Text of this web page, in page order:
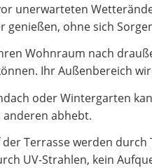
unerwarteten
ohne sich
Wohnraum nach
Ihr Außenbereich
oder Wintergarten
anderen abhebt.
Terrasse werden
UV-Strahlen, kein